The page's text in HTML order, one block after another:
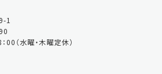
1
（水曜・木曜定休）